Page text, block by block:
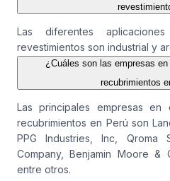
Las diferentes
revestimientos son industrial y
¿Cuáles son las empresas
recubrimientos
Las principales empresas
recubrimientos en Perú son
PPG Industries, Inc, Qroma
Company, Benjamin Moore &
entre otros.